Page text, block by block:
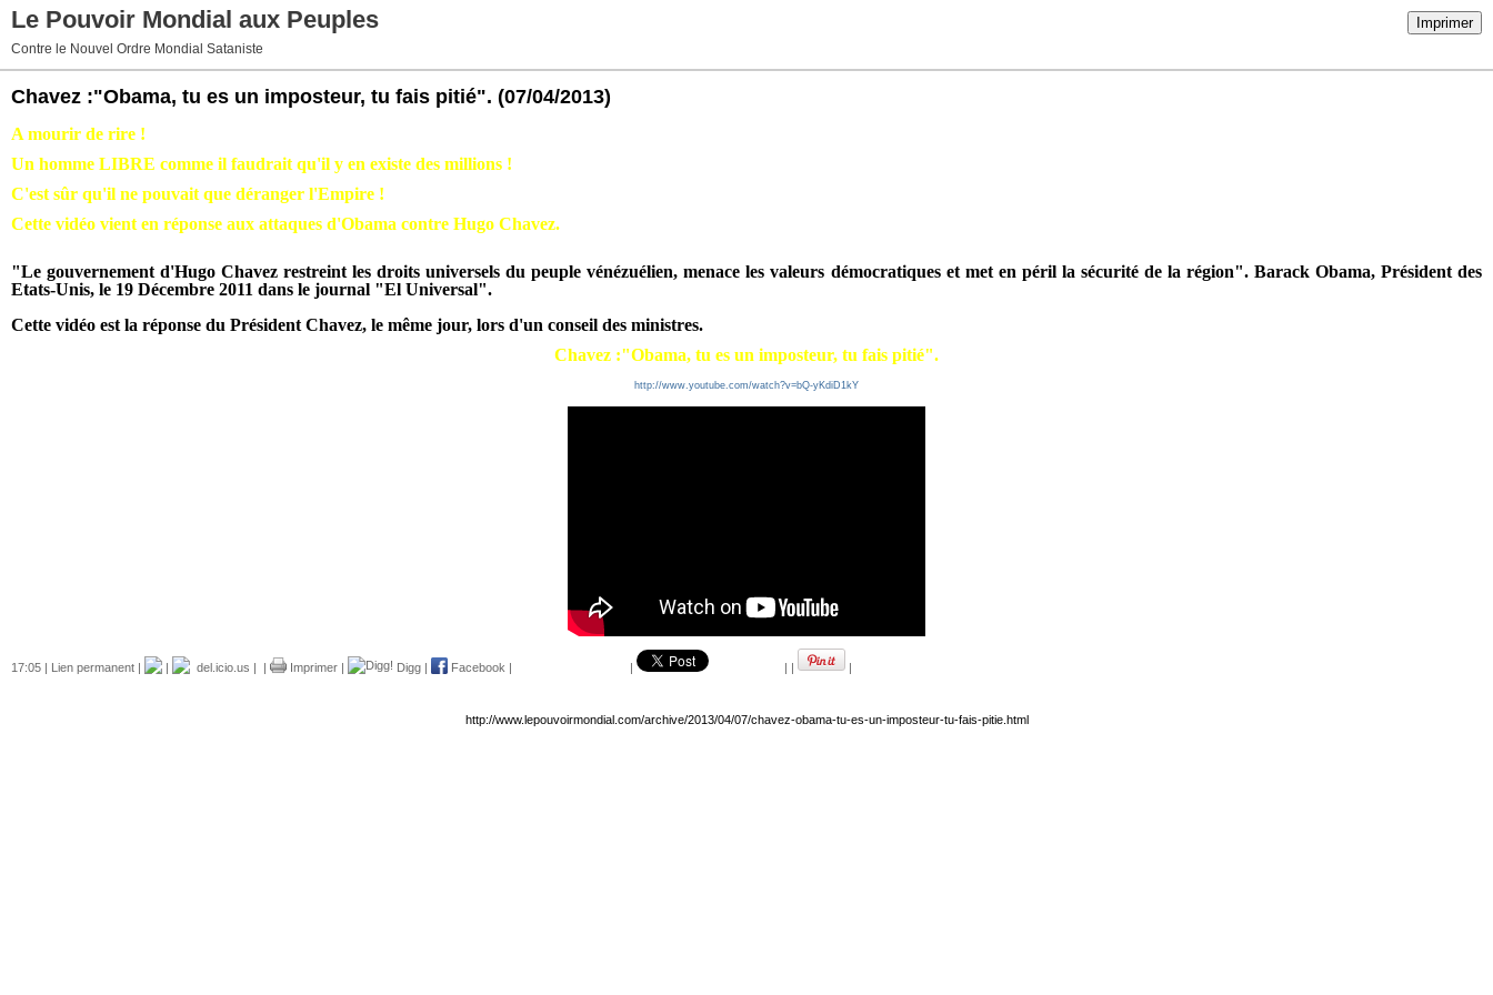
Imprimer
Le Pouvoir Mondial aux Peuples
Contre le Nouvel Ordre Mondial Sataniste
Chavez :"Obama, tu es un imposteur, tu fais pitié". (07/04/2013)
A mourir de rire !
Un homme LIBRE comme il faudrait qu'il y en existe des millions !
C'est sûr qu'il ne pouvait que déranger l'Empire !
Cette vidéo vient en réponse aux attaques d'Obama contre Hugo Chavez.
"Le gouvernement d'Hugo Chavez restreint les droits universels du peuple vénézuélien, menace les valeurs démocratiques et met en péril la sécurité de la région". Barack Obama, Président des
Etats-Unis, le 19 Décembre 2011 dans le journal "El Universal".
Cette vidéo est la réponse du Président Chavez, le même jour, lors d'un conseil des ministres.
Chavez :"Obama, tu es un imposteur, tu fais pitié".
http://www.youtube.com/watch?v=bQ-yKdiD1kY
17:05 | Lien permanent | | del.icio.us | | Imprimer | Digg | Facebook | | | | |
http://www.lepouvoirmondial.com/archive/2013/04/07/chavez-obama-tu-es-un-imposteur-tu-fais-pitie.html